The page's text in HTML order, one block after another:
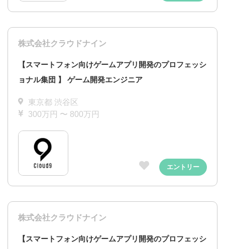
株式会社クラウドナイン
【スマートフォン向けゲームアプリ開発のプロフェッシ
ョナル集団 】 ゲーム開発エンジニア
東京都 渋谷区
300万円 〜 800万円
エントリー
株式会社クラウドナイン
【スマートフォン向けゲームアプリ開発のプロフェッシ